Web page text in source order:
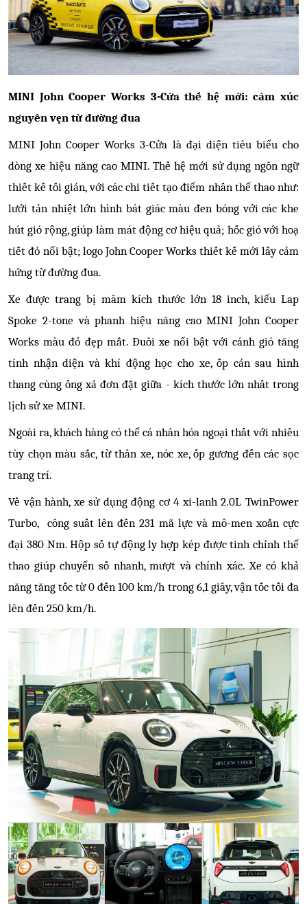
MINI John Cooper Works 3-Cửa thế hệ mới: cảm xúc
nguyên vẹn từ đường đua
MINI John Cooper Works 3-Cửa là đại diện tiêu biểu cho
dòng xe hiệu năng cao MINI. Thế hệ mới sử dụng ngôn ngữ
thiết kế tối giản, với các chi tiết tạo điểm nhấn thể thao như:
lưới tản nhiệt lớn hình bát giác màu đen bóng với các khe
hút gió rộng, giúp làm mát động cơ hiệu quả; hốc gió với hoạ
tiết đỏ nổi bật; logo John Cooper Works thiết kế mới lấy cảm
hứng từ đường đua.
Xe được trang bị mâm kích thước lớn 18 inch, kiểu Lap
Spoke 2-tone và phanh hiệu năng cao MINI John Cooper
Works màu đỏ đẹp mắt. Đuôi xe nổi bật với cánh gió tăng
tính nhận diện và khí động học cho xe, ốp cản sau hình
thang cùng ống xả đơn đặt giữa - kích thước lớn nhất trong
lịch sử xe MINI.
Ngoài ra, khách hàng có thể cá nhân hóa ngoại thất với nhiều
tùy chọn màu sắc, từ thân xe, nóc xe, ốp gương đến các sọc
trang trí.
Về vận hành, xe sử dụng động cơ 4 xi-lanh 2.0L TwinPower
Turbo, công suất lên đến 231 mã lực và mô-men xoắn cực
đại 380 Nm. Hộp số tự động ly hợp kép được tinh chỉnh thể
thao giúp chuyển số nhanh, mượt và chính xác. Xe có khả
năng tăng tốc từ 0 đến 100 km/h trong 6,1 giây, vận tốc tối đa
lên đến 250 km/h.